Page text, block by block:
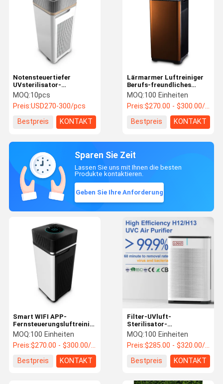
Notensteuertiefer
UVsterilisator-
Luftreiniger mit wahrem
HEPA Filter H13
MOQ:10pcs
Preis:USD270-300/pcs
Bestpreis
KONTAKT
Lärmarmer Luftreiniger
Berufs-freundliches
Anionen-Ion Air Purifier
Stay Freshs Eco
MOQ:100 Einheiten
Preis:$270.00 - $300.00/Units
Bestpreis
KONTAKT
Sparen Sie Zeit
Lassen Sie uns mit Ihnen die besten
Produkte kontaktieren.
Geben Sie Ihre Anforderung
Filter-UVluft-
Sterilisator-
Tischplattenluftreiniger
H13 HEPA für Büro
MOQ:100 Einheiten
Preis:$285.00 - $320.00/Units
Bestpreis
KONTAKT
Smart WIFI APP-
Fernsteuerungsluftreiniger
mit Luftfilter PM2.5 H13
HEPA LED-Anzeige
MOQ:100 Einheiten
Preis:$270.00 - $300.00/Units
Bestpreis
KONTAKT